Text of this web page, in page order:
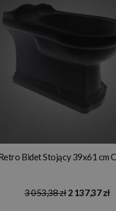
Bidet Stojący 39x61 cm
3 053,38 zł 2 137,37 zł